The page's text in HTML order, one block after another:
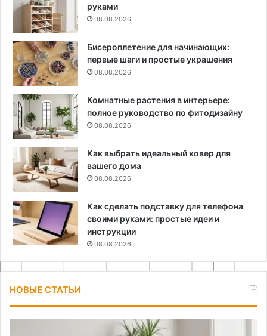
руками
08.08.2026
Бисероплетение для начинающих:
первые шаги и простые украшения
08.08.2026
Комнатные растения в интерьере:
полное руководство по фитодизайну
08.08.2026
Как выбрать идеальный ковер для
вашего дома
08.08.2026
Как сделать подставку для телефона
своими руками: простые идеи и
инструкции
08.08.2026
НОВЫЕ СТАТЬИ